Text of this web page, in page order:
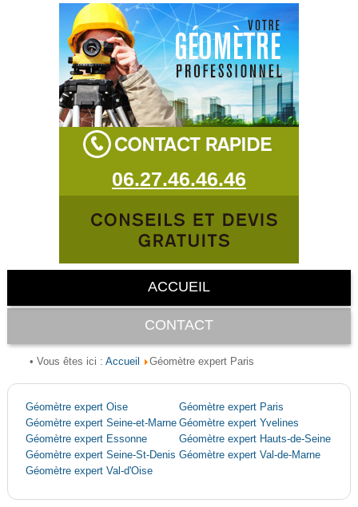
06.27.46.46.46
ACCUEIL
CONTACT
• Vous êtes ici : Accueil Géomètre expert Paris
Géomètre expert Oise
Géomètre expert Paris
Géomètre expert Seine-et-Marne Géomètre expert Yvelines
Géomètre expert Essonne
Géomètre expert Hauts-de-Seine
Géomètre expert Seine-St-Denis Géomètre expert Val-de-Marne
Géomètre expert Val-d'Oise